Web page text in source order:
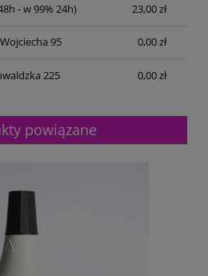
- w 99% 24h) 23,00 zł
95 0,00 zł
225 0,00 zł
powiązane